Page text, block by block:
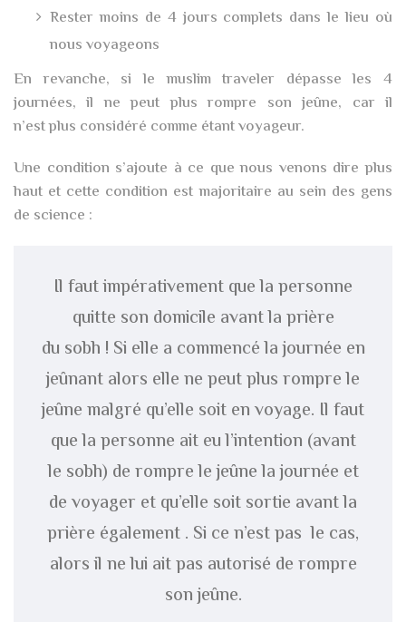
Rester moins de 4 jours complets dans le lieu où
nous voyageons
En revanche, si le muslim traveler dépasse les 4
journées, il ne peut plus rompre son jeûne, car il
n’est plus considéré comme étant voyageur.
Une condition s’ajoute à ce que nous venons dire plus
haut et cette condition est majoritaire au sein des gens
de science :
Il faut impérativement que la personne
quitte son domicile avant la prière
du sobh ! Si elle a commencé la journée en
jeûnant alors elle ne peut plus rompre le
jeûne malgré qu’elle soit en voyage. Il faut
que la personne ait eu l’intention (avant
le sobh) de rompre le jeûne la journée et
de voyager et qu’elle soit sortie avant la
prière également . Si ce n’est pas le cas,
alors il ne lui ait pas autorisé de rompre
son jeûne.